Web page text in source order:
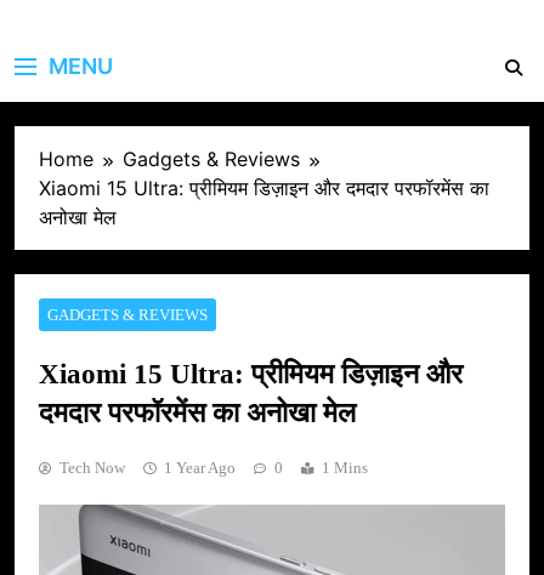
MENU
Home
Gadgets & Reviews
Xiaomi 15 Ultra: प्रीमियम डिज़ाइन और दमदार परफॉरमेंस का
अनोखा मेल
GADGETS & REVIEWS
Xiaomi 15 Ultra: प्रीमियम डिज़ाइन और
दमदार परफॉरमेंस का अनोखा मेल
Tech Now 1 Year Ago 0 1 Mins